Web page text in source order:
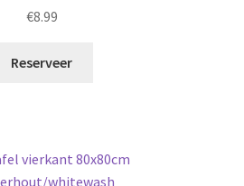
€8.99
Reserveer